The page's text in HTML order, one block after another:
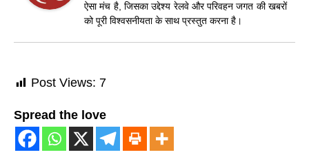
ऐसा मंच है, जिसका उद्देश्य रेलवे और परिवहन जगत की खबरों
को पूरी विश्वसनीयता के साथ प्रस्तुत करना है।
Post Views: 7
Spread the love